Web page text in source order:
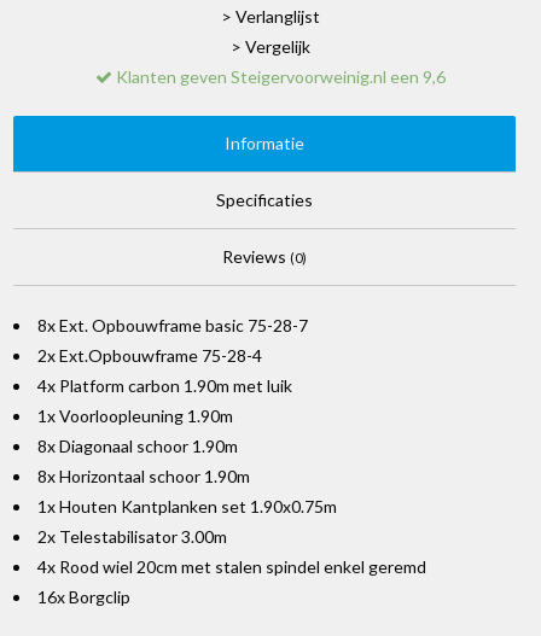
> Verlanglijst
> Vergelijk
Klanten geven Steigervoorweinig.nl een 9,6
Informatie
Specificaties
Reviews (0)
8x Ext. Opbouwframe basic 75-28-7
2x Ext.Opbouwframe 75-28-4
4x Platform carbon 1.90m met luik
1x Voorloopleuning 1.90m
8x Diagonaal schoor 1.90m
8x Horizontaal schoor 1.90m
1x Houten Kantplanken set 1.90x0.75m
2x Telestabilisator 3.00m
4x Rood wiel 20cm met stalen spindel enkel geremd
16x Borgclip